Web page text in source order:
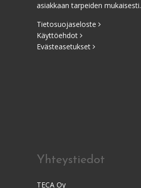
asiakkaan tarpeiden mukaisesti.
Tietosuojaseloste
Käyttöehdot
Evästeasetukset
Yhteystiedot
TECA Oy